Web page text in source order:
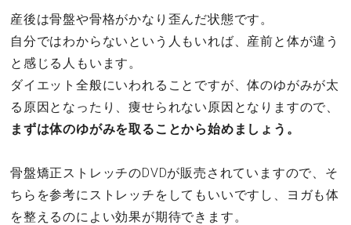
産後は骨盤や骨格がかなり歪んだ状態です。
自分ではわからないという人もいれば、産前と体が違う
と感じる人もいます。
ダイエット全般にいわれることですが、体のゆがみが太
る原因となったり、痩せられない原因となりますので、
まずは体のゆがみを取ることから始めましょう。
骨盤矯正ストレッチのDVDが販売されていますので、そ
ちらを参考にストレッチをしてもいいですし、ヨガも体
を整えるのによい効果が期待できます。